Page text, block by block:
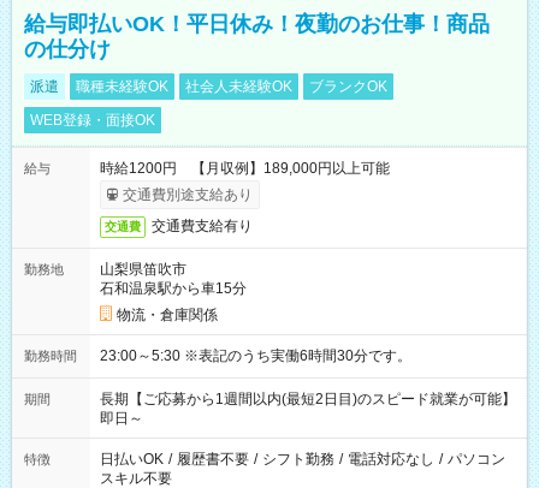
給与即払いOK！平日休み！夜勤のお仕事！商品
の仕分け
派遣 職種未経験OK 社会人未経験OK
ブランクOK
WEB登録・面接OK
給与
時給1200円 【月収例】189,000円以上可能
交通費別途支給あり
交通費 交通費支給有り
勤務地
山梨県笛吹市
石和温泉駅から車15分
物流・倉庫関係
勤務時間 23:00～5:30 ※表記のうち実働6時間30分です。
期間
長期【ご応募から1週間以内(最短2日目)のスピード就業が可能】
即日～
特徴 日払いOK / 履歴書不要 / シフト勤務 / 電話対応なし / パソコン
スキル不要